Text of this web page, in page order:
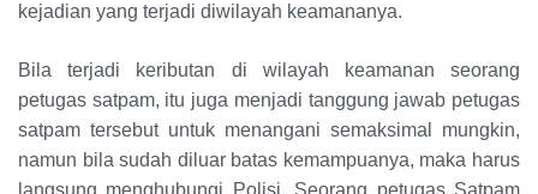
kejadian yang terjadi diwilayah keamananya.
Bila terjadi keributan di wilayah keamanan seorang
petugas satpam, itu juga menjadi tanggung jawab petugas
satpam tersebut untuk menangani semaksimal mungkin,
namun bila sudah diluar batas kemampuanya, maka harus